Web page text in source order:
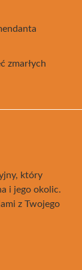
zmarłych
który
i jego okolic.
z Twojego